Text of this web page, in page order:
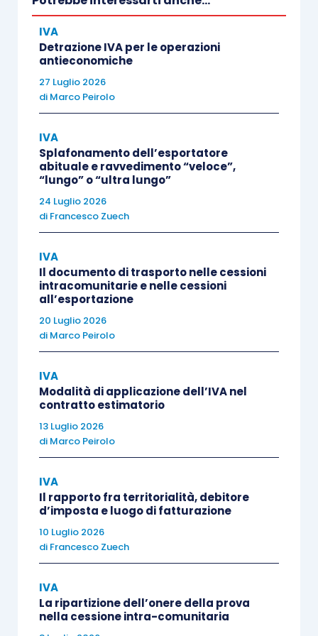
Inoltre, le Autorità fiscali hanno ritenuto che le
corrispondenti cessioni intracomunitarie
mantengono l’
imposta erroneamente addebitata dai fornitori
della disposizione che recepisce l’art. 203,
Direttiva n. 2006/12/CE.
La norma comunitaria oggetto di interpretazione
si considerano effettuati in Austria, cioè nel
territorio dello Stato membro che ha attribuito il
numero di identificazione IVA con il quale la
società ha effettuato i predetti acquisti, anche
quando i fornitori hanno erroneamente
addebitato l’IVA in relazione ad
mantengono natura intracomunitaria e possono
pur sempre rettificare le relative fatture
effettoex nunc
Il trattamento IVA delle triangolazioni è stato
affrontato anche dal Tribunale UE, con la
sentenza 3 dicembre 2025, relativa alla causa T-
646/24.
prevista dall’art. 141, Direttiva n. 2006/112/CE,
per il promotore della triangolazione comunitaria
IVA
Detrazione IVA per le operazioni
antieconomiche
27 Luglio 2026
di Marco Peirolo
IVA
Splafonamento dell’esportatore
abituale e ravvedimento “veloce”,
“lungo” o “ultra lungo”
24 Luglio 2026
di Francesco Zuech
IVA
Il documento di trasporto nelle cessioni
intracomunitarie e nelle cessioni
all’esportazione
20 Luglio 2026
di Marco Peirolo
IVA
Modalità di applicazione dell’IVA nel
contratto estimatorio
13 Luglio 2026
di Marco Peirolo
IVA
Il rapporto fra territorialità, debitore
d’imposta e luogo di fatturazione
10 Luglio 2026
di Francesco Zuech
IVA
La ripartizione dell’onere della prova
nella cessione intra-comunitaria